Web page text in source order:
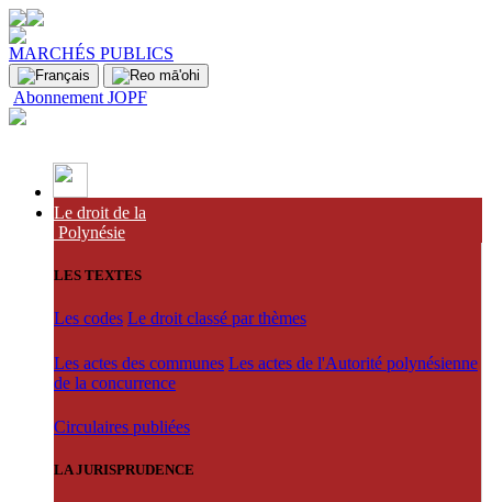
MARCHÉS PUBLICS
Abonnement JOPF
Le droit de la
Polynésie
LES TEXTES
Les codes Le droit classé par thèmes
Les actes des communes Les actes de l'Autorité polynésienne
de la concurrence
Circulaires publiées
LA JURISPRUDENCE